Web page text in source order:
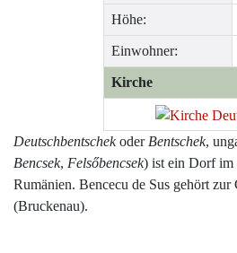
Höhe:
Einwohner:
Kirche
DeutschbentschekoderBentschek,
Bencsek, Felsőbencsek) ist ein Dorf im
Rumänien. Bencecu de Sus gehört zur
(Bruckenau).